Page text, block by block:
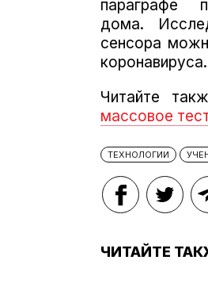
параграфе
дома.
сенсора
коронавируса.
Читайте
массовое
ТЕХНОЛОГИИ
ЧИТАЙТЕ